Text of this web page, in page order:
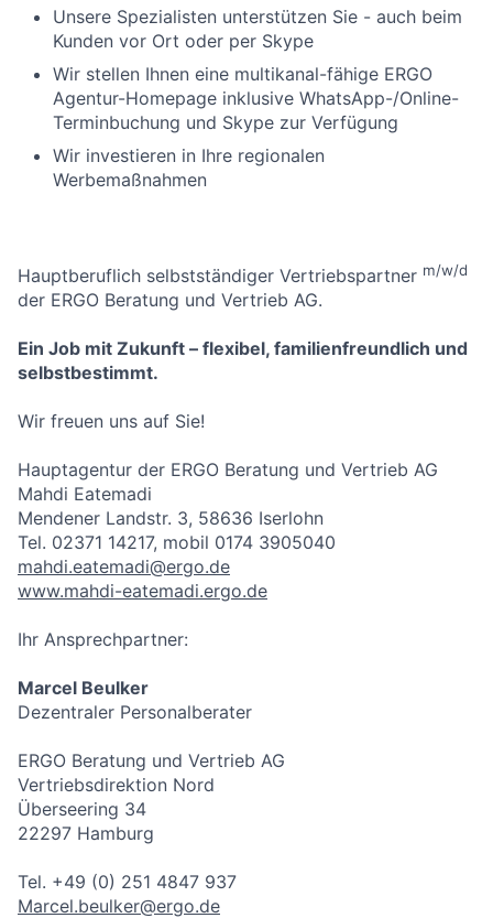
Unsere Spezialisten unterstützen Sie - auch beim
Kunden vor Ort oder per Skype
Wir stellen Ihnen eine multikanal-fähige ERGO
Agentur-Homepage inklusive WhatsApp-/Online-
Terminbuchung und Skype zur Verfügung
Wir investieren in Ihre regionalen
Werbemaßnahmen
Hauptberuflich selbstständiger Vertriebspartner m/w/d
der ERGO Beratung und Vertrieb AG.
Ein Job mit Zukunft – flexibel, familienfreundlich und
selbstbestimmt.
Wir freuen uns auf Sie!
Hauptagentur der ERGO Beratung und Vertrieb AG
Mahdi Eatemadi
Mendener Landstr. 3, 58636 Iserlohn
Tel. 02371 14217, mobil 0174 3905040
mahdi.eatemadi@ergo.de
www.mahdi-eatemadi.ergo.de
Ihr Ansprechpartner:
Marcel Beulker
Dezentraler Personalberater
ERGO Beratung und Vertrieb AG
Vertriebsdirektion Nord
Überseering 34
22297 Hamburg
Tel. +49 (0) 251 4847 937
Marcel.beulker@ergo.de